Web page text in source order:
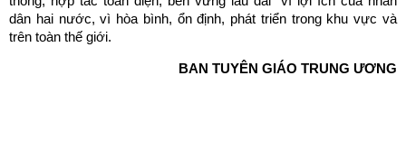
dân hai nước, vì hòa bình, ổn định, phát triển trong khu vực và
trên toàn thế giới.
BAN TUYÊN GIÁO TRUNG ƯƠNG